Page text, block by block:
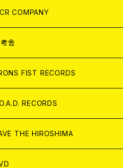
COMPANY
レル
舎
FIST RECORDS
RECORDS
THE HIROSHIMA
レル